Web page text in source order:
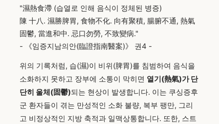
"濕熱食滯 (습열로 인해 음식이 정체된 병증)
陳 十八. 濕勝脾胃, 食物不化. 向有聚積, 腸腑不通, 熱氣
固鬱, 當進和中. 忌口勿勞, 不致變病."
- 《임증지남의안(臨證指南醫案)》 권4 -
위의 기록처럼, 습(濕)이 비위(脾胃)를 침범하여 음식을
소화하지 못하고 장부에 소통이 막히면 열기(熱氣)가 단
단히 울체(固鬱)되는 현상이 발생합니다. 이는 쿠싱증후
군 환자들이 겪는 만성적인 소화 불량, 복부 팽만, 그리
고 비정상적인 지방 축적과 일맥상통합니다. 또한, 스트